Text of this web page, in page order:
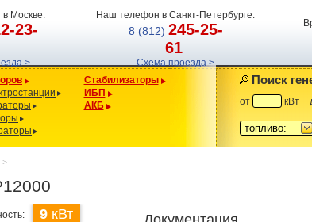
Москве:
23-
>
Наш телефон в Санкт-Петербурге:
8 (812) 245-25-
61
Схема проезда >
Стабилизаторы
ИБП
АКБ
Поиск
от кВт
топливо:
>
9 кВт